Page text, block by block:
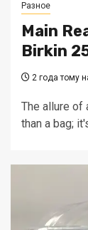
Разное
Main
Birkin
2 года тому
The allure of
than a bag;